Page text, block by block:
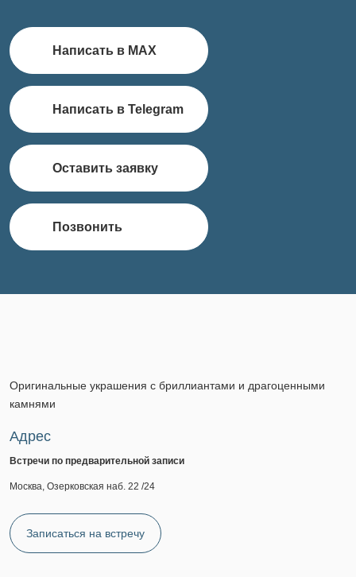
Написать в MAX
Написать в Telegram
Оставить заявку
Позвонить
Оригинальные украшения с бриллиантами и драгоценными
камнями
Адрес
Встречи по предварительной записи
Москва, Озерковская наб. 22 /24
Записаться на встречу